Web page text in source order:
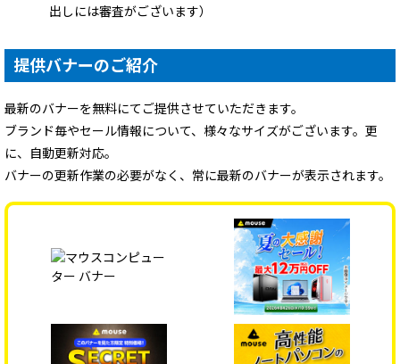
出しには審査がございます）
提供バナーのご紹介
最新のバナーを無料にてご提供させていただきます。
ブランド毎やセール情報について、様々なサイズがございます。更
に、自動更新対応。
バナーの更新作業の必要がなく、常に最新のバナーが表示されます。